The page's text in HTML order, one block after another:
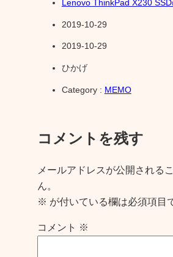
Lenovo ThinkPad X230
2019-10-29
2019-10-29
ひかげ
Category : MEMO
コメントを残す
メールアドレスが公開される
ん。
※ が付いている欄は必須項目
コメント ※